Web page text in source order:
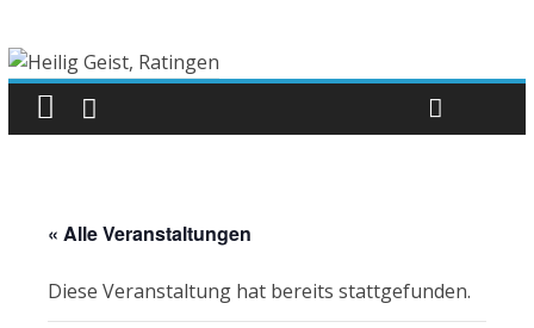
« Alle Veranstaltungen
Diese Veranstaltung hat bereits stattgefunden.